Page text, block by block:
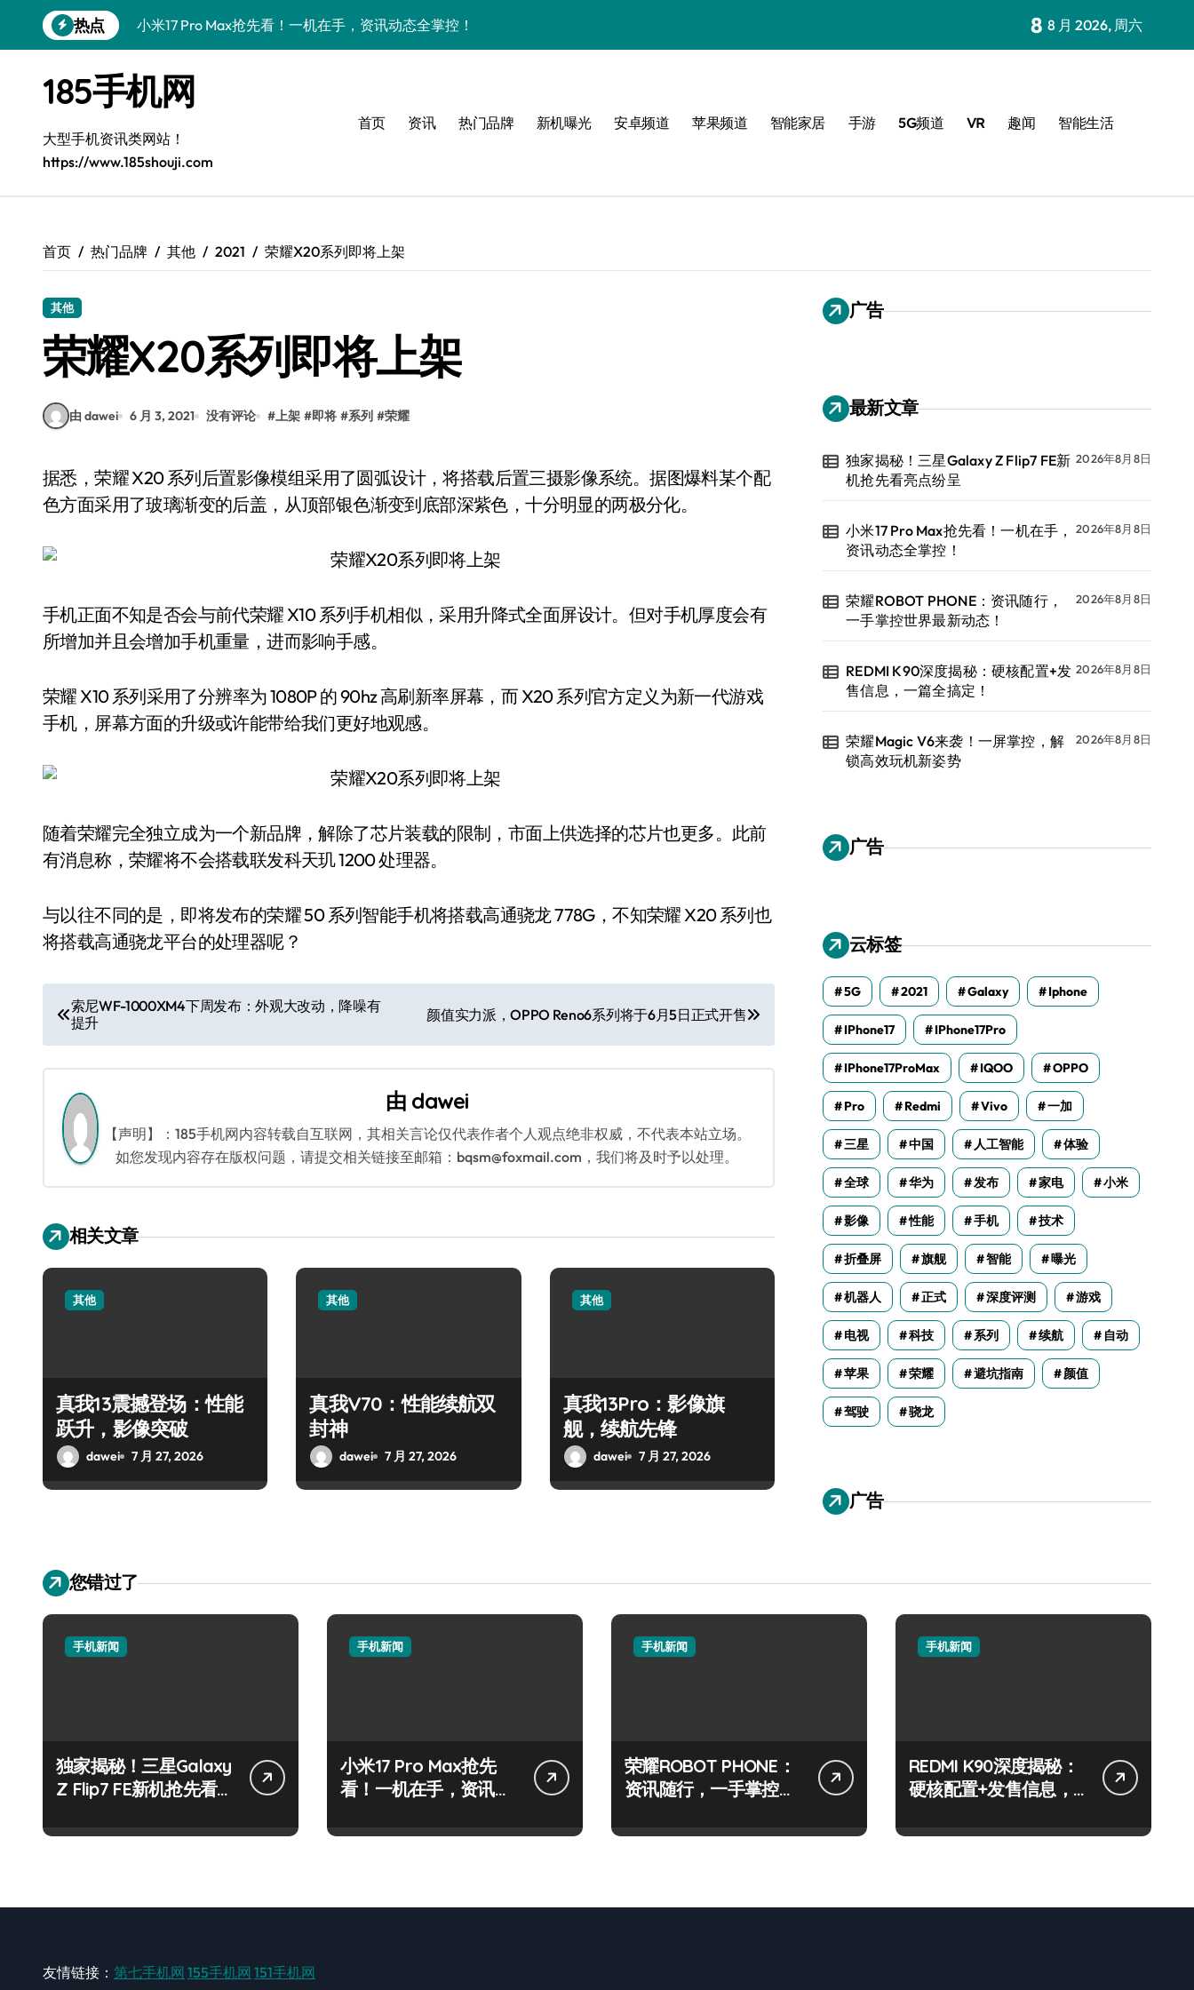
到
热点
小米17 Pro Max抢先看！一机在手，资讯动态全掌控！
REDMI K90深度揭秘：硬核配置+发售信息，一篇全搞定！
荣耀Magic V6来袭！一屏掌控，解锁高效玩机新姿势
iPhone 17 Pro重磅来袭：性能大跃升，开启手机新纪元！
荣耀500 Pro携MOLLY来袭，速览手机前沿科技新风尚！
荣耀ROBOT PHONE：轻触瞬间，24小时智享资讯新体验！
独家揭秘！三星Galaxy Z Flip7 FE新机抢先看亮点纷呈
8 8 月 2026, 周六
185手机网
大型手机资讯类网站！
https://www.185shouji.com
首页 资讯 热门品牌 新机曝光 安卓频道 苹果频道 智能家居 手游 5G频道 VR 趣闻 智能生活
首页 热门品牌 其他 2021 荣耀X20系列即将上架
其他
荣耀X20系列即将上架
由 dawei 6 月 3, 2021 没有评论 # 上架 #即将 #系列 #荣耀
据悉，荣耀 X20 系列后置影像模组采用了圆弧设计，将搭载后置三摄影像系统。据图爆料某个配
色方面采用了玻璃渐变的后盖，从顶部银色渐变到底部深紫色，十分明显的两极分化。
手机正面不知是否会与前代荣耀 X10 系列手机相似，采用升降式全面屏设计。但对手机厚度会有
所增加并且会增加手机重量，进而影响手感。
荣耀 X10 系列采用了分辨率为 1080P 的 90hz 高刷新率屏幕，而 X20 系列官方定义为新一代游戏
手机，屏幕方面的升级或许能带给我们更好地观感。
随着荣耀完全独立成为一个新品牌，解除了芯片装载的限制，市面上供选择的芯片也更多。此前
有消息称，荣耀将不会搭载联发科天玑 1200 处理器。
与以往不同的是，即将发布的荣耀 50 系列智能手机将搭载高通骁龙 778G，不知荣耀 X20 系列也
将搭载高通骁龙平台的处理器呢？
文
章
导
航
索尼WF-1000XM4下周发布：外观大改动，降噪有
提升
颜值实力派，OPPO Reno6系列将于6月5日正式开售
由 dawei
【声明】：185手机网内容转载自互联网，其相关言论仅代表作者个人观点绝非权威，不代表本站立场。
如您发现内容存在版权问题，请提交相关链接至邮箱：bqsm@foxmail.com，我们将及时予以处理。
相关文章
其他
真我13震撼登场：性能
跃升，影像突破
dawei 7 月 27, 2026
其他
真我V70：性能续航双
封神
dawei 7 月 27, 2026
其他
真我13Pro：影像旗
舰，续航先锋
dawei 7 月 27, 2026
广告
最新文章
独家揭秘！三星Galaxy Z Flip7 FE新
机抢先看亮点纷呈
2026年8月8日
小米17 Pro Max抢先看！一机在手，
资讯动态全掌控！
2026年8月8日
荣耀ROBOT PHONE：资讯随行，
一手掌控世界最新动态！
2026年8月8日
REDMI K90深度揭秘：硬核配置+发
售信息，一篇全搞定！
2026年8月8日
荣耀Magic V6来袭！一屏掌控，解
锁高效玩机新姿势
2026年8月8日
广告
云标签
5G 2021 Galaxy Iphone
IPhone17 IPhone17Pro
IPhone17ProMax IQOO OPPO
Pro Redmi Vivo 一加
三星 中国 人工智能 体验
全球 华为 发布 家电 小米
影像 性能 手机 技术
折叠屏 旗舰 智能 曝光
机器人 正式 深度评测 游戏
电视 科技 系列 续航 自动
苹果 荣耀 避坑指南 颜值
驾驶 骁龙
广告
您错过了
手机新闻
独家揭秘！三星Galaxy
Z Flip7 FE新机抢先看亮
手机新闻
小米17 Pro Max抢先
看！一机在手，资讯动
手机新闻
荣耀ROBOT PHONE：
资讯随行，一手掌控世
手机新闻
REDMI K90深度揭秘：
硬核配置+发售信息，
友情链接： 第七手机网 155手机网 151手机网